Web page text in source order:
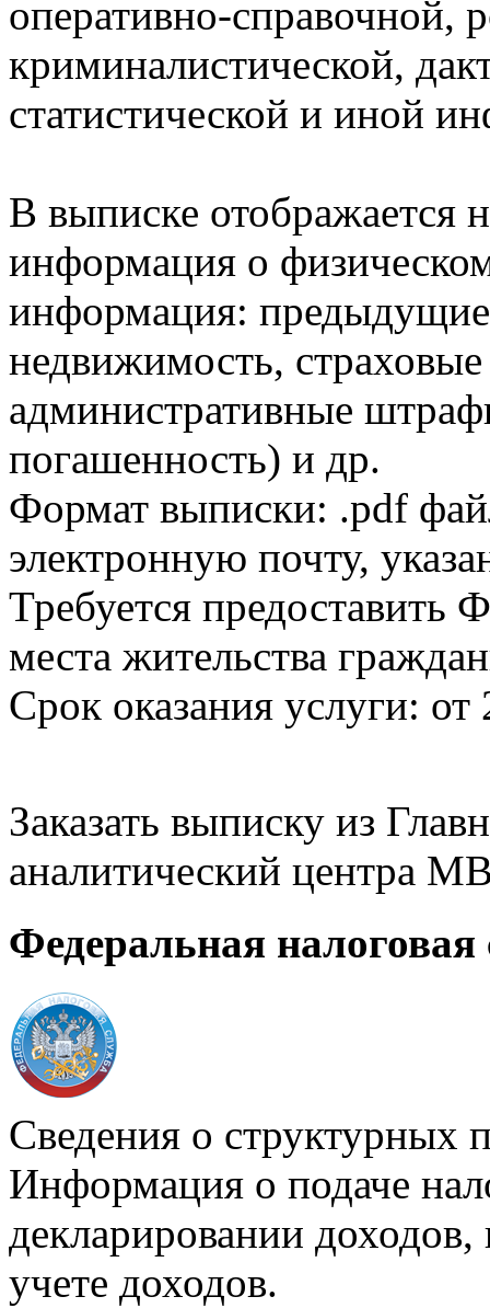
оперативно-справочной,
криминалистической,
статистической и иной
В выписке отображается
информация о
информация:
недвижимость,
административные
погашенность) и др.
Формат выписки: .pdf
электронную почту,
Требуется
места жительства
Срок оказания услуги: от
Заказать выписку из
аналитический центра
Федеральная налоговая
Сведения о структурных
Информация о подаче
декларировании доходов,
учете доходов.